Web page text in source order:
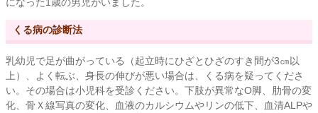
くる病の診断法
乳幼児で足が曲がっている（起立時にひざとひざのすき間が3㎝以
上）、よく転ぶ、身長の伸びが悪い場合は、くる病を疑ってくださ
い。その場合は小児科を受診ください。下肢が異常なO脚、肋骨の変
化、骨Ｘ線写真の変化、血液のカルシウムやリンの低下、血清ALPや